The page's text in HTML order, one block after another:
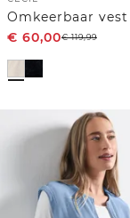
€ 60,00€119,99